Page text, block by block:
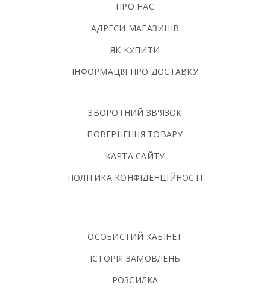
ПРО НАС
АДРЕСИ МАГАЗИНІВ
ЯК КУПИТИ
ІНФОРМАЦІЯ ПРО ДОСТАВКУ
ЗВОРОТНИЙ ЗВ'ЯЗОК
ПОВЕРНЕННЯ ТОВАРУ
КАРТА САЙТУ
ПОЛIТИКА КОНФIДЕНЦIЙНОСТI
ОСОБИСТИЙ КАБІНЕТ
ІСТОРІЯ ЗАМОВЛЕНЬ
РОЗСИЛКА